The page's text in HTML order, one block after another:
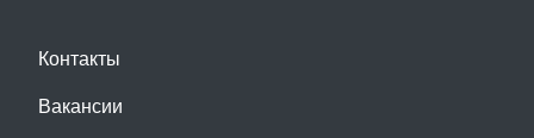
Контакты
Вакансии